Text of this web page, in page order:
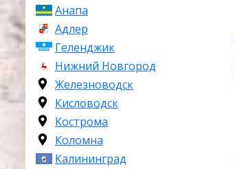
Анапа
Адлер
Геленджик
Нижний Новгород
Железноводск
Кисловодск
Кострома
Коломна
Калининград